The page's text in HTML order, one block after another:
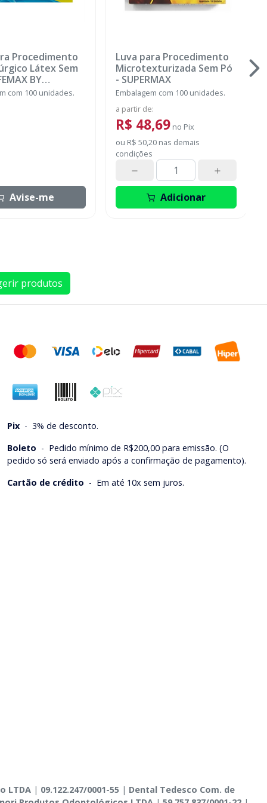
Procedimento
Látex Sem
BY
com 100 unidades.
Avise-me
Luva para Procedimento
Microtexturizada Sem Pó
- SUPERMAX
Embalagem com 100 unidades.
a partir de:
R$ 48,69 no Pix
ou R$ 50,20nas demais
condições
Adicionar
produtos
Pix - 3% de desconto.
Boleto - Pedido mínimo de R$200,00 para emissão. (O
pedido só será enviado após a confirmação de pagamento).
Cartão de crédito - Em até 10x sem juros.
LTDA | 09.122.247/0001-55 | Dental Tedesco Com. de